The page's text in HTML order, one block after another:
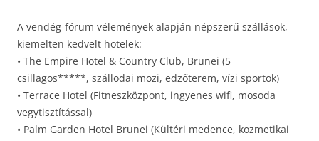
A vendég-fórum vélemények alapján népszerű szállások,
kiemelten kedvelt hotelek:
• The Empire Hotel & Country Club, Brunei (5
csillagos*****, szállodai mozi, edzőterem, vízi sportok)
• Terrace Hotel (Fitneszközpont, ingyenes wifi, mosoda
vegytisztítással)
• Palm Garden Hotel Brunei (Kültéri medence, kozmetikai